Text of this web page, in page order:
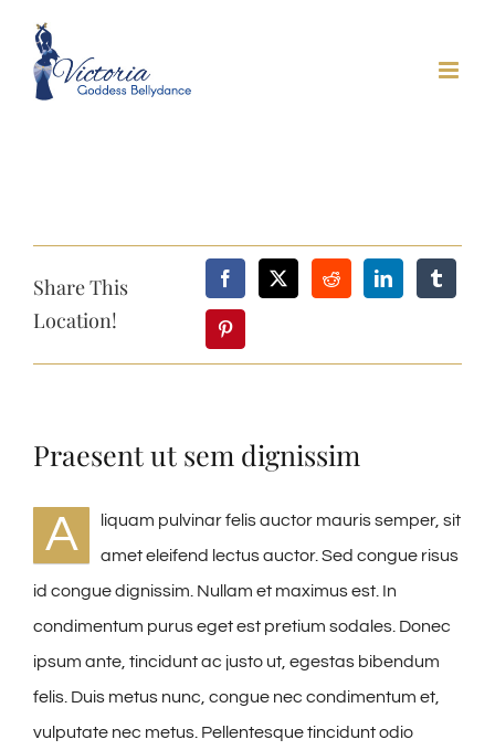
content
Share This
Location!
Praesent ut sem dignissim
A
liquam pulvinar felis auctor mauris semper, sit
amet eleifend lectus auctor. Sed congue risus
id congue dignissim. Nullam et maximus est. In
condimentum purus eget est pretium sodales. Donec
ipsum ante, tincidunt ac justo ut, egestas bibendum
felis. Duis metus nunc, congue nec condimentum et,
vulputate nec metus. Pellentesque tincidunt odio